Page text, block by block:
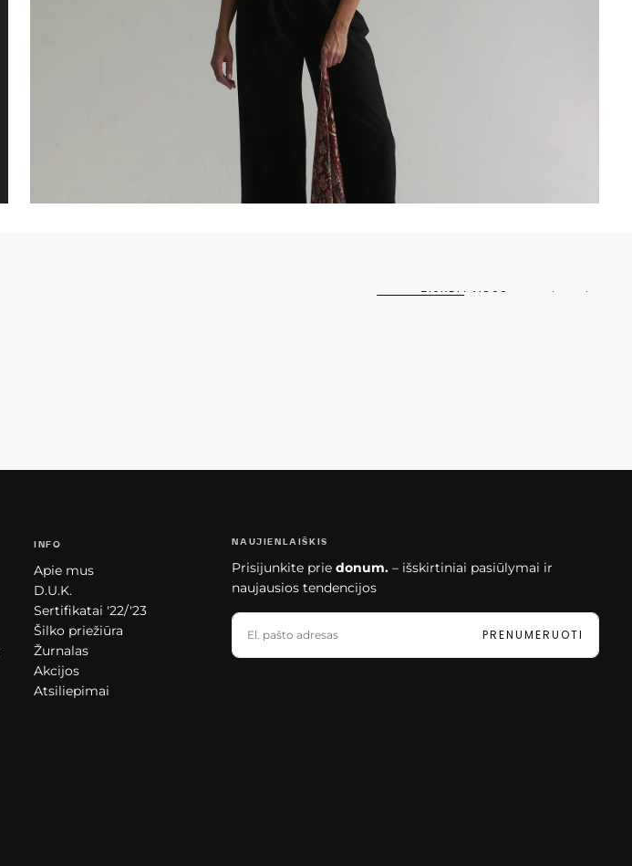
ŽIŪRĖTI VISUS
INFO
Apie mus
D.U.K.
Sertifikatai '22/'23
Šilko priežiūra
Žurnalas
Akcijos
Atsiliepimai
NAUJIENLAIŠKIS
Prisijunkite priedonum.– išskirtiniai pasiūlymai ir
naujausios tendencijos
EL.
PAŠTAS
PRENUMERUOTI